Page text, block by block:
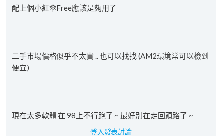
配上個小紅傘Free應該是夠用了
二手市場價格似乎不太貴 .. 也可以找找 (AM2環境常可以檢到
便宜)
現在太多軟體 在 98上不行跑了 ~ 最好別在走回頭路了 ~
登入發表討論